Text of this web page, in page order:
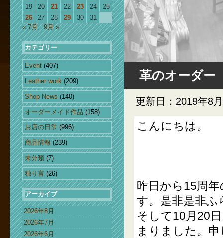
19
20 21 22 23 24
25
26
27 28 29 30
31
« 7月
9月 »
カテゴリー
Event (407)
Leather work (209)
Shop News (140)
オーダーメイド作品 (158)
お店の日常 (996)
商品情報 (239)
未分類 (7)
独り言 (26)
アーカイブ
2026年8月
2026年7月
2026年6月
革のオーダ
更新日：2019年8
こんにちは。
昨日から15周
す。是非是非
そして10月20
まりました。